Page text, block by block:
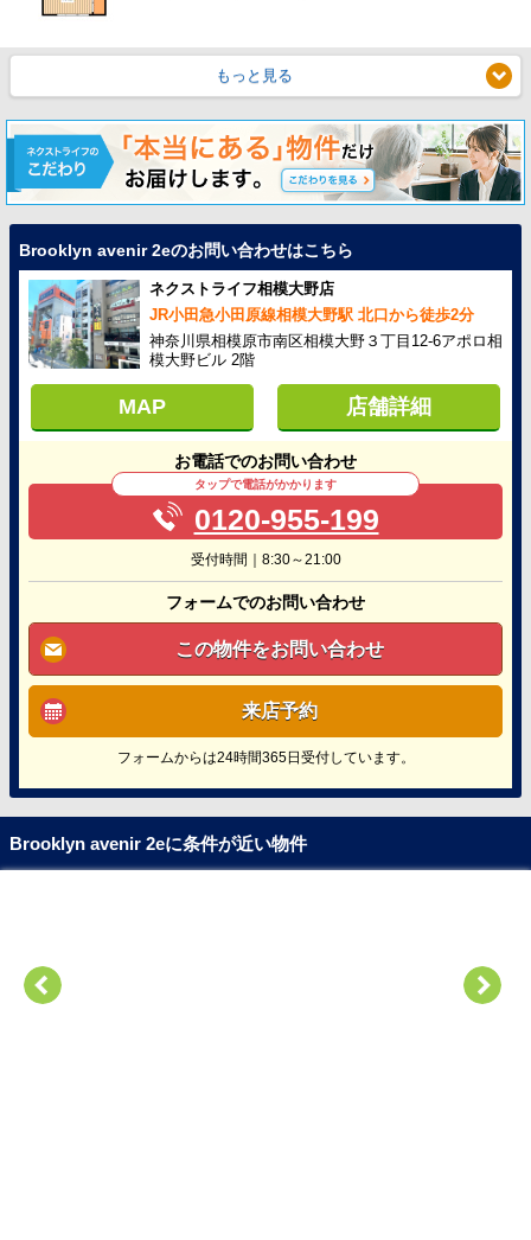
もっと見る
Brooklyn avenir 2eのお問い合わせはこちら
ネクストライフ相模大野店
JR小田急小田原線相模大野駅 北口から徒歩2分
神奈川県相模原市南区相模大野３丁目12-6アポロ相
模大野ビル 2階
MAP 店舗詳細
お電話でのお問い合わせ
タップで電話がかかります
0120-955-199
受付時間｜8:30～21:00
フォームでのお問い合わせ
この物件をお問い合わせ
来店予約
フォームからは24時間365日受付しています。
Brooklyn avenir 2eに条件が近い物件